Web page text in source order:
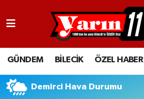
GÜNDEM BİLECİK ÖZEL HABER
Demirci Hava Durumu
GÜNDEM
BİLECİK
ÖZEL HABER
Bilecik Nöbetçi Eczaneler
Bilecik Hava Durumu
Bilecik Namaz Vakitleri